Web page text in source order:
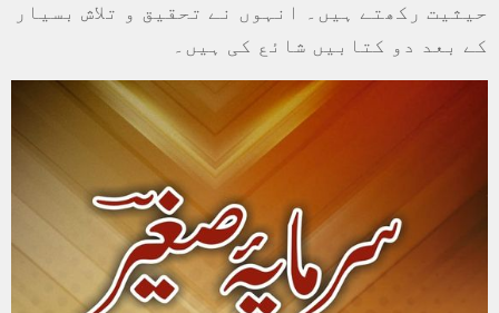
حیثیت رکھتے ہیں۔ انہوں نے تحقیق و تلاش بسیار
کے بعد دو کتابیں شائع کی ہیں۔